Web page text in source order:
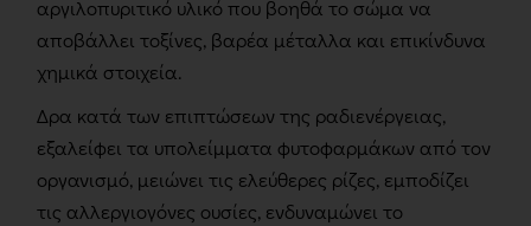
αργιλοπυριτικό υλικό που βοηθά το σώμα να
αποβάλλει τοξίνες, βαρέα μέταλλα και επικίνδυνα
χημικά στοιχεία.
Δρα κατά των επιπτώσεων της ραδιενέργειας,
εξαλείφει τα υπολείμματα φυτοφαρμάκων από τον
οργανισμό, μειώνει τις ελεύθερες ρίζες, εμποδίζει
τις αλλεργιογόνες ουσίες, ενδυναμώνει το